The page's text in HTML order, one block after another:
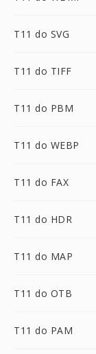
T11 do SVG
T11 do TIFF
T11 do PBM
T11 do WEBP
T11 do FAX
T11 do HDR
T11 do MAP
T11 do OTB
T11 do PAM